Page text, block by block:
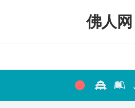
佛人网